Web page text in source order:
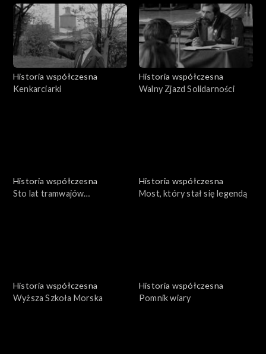
Historia współczesna
Kenkarciarki
Historia współczesna
Walny Zjazd Solidarności
Historia współczesna
Sto lat tramwajów
Historia współczesna
Most, który stał się legendą
Historia współczesna
Wyższa Szkoła Morska
Historia współczesna
Pomnik wiary